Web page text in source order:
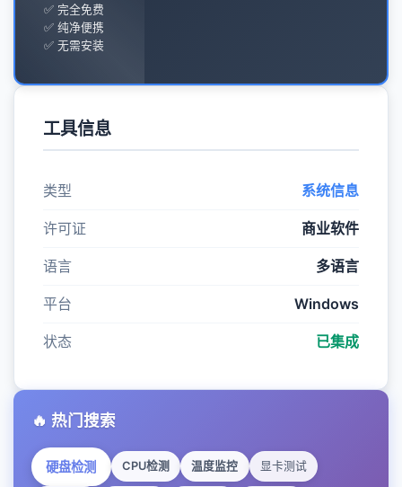
✅ 完全免费
✅ 纯净便携
✅ 无需安装
工具信息
类型 系统信息
许可证 商业软件
语言 多语言
平台 Windows
状态 已集成
🔥 热门搜索
硬盘检测 CPU检测 温度监控 显卡测试